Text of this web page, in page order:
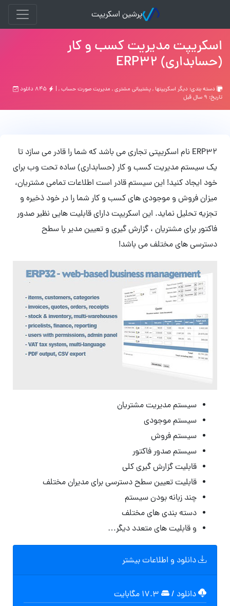
پرشین اسکریپت
اسکریپت مدیریت کسب و کار
(حسابداری) ERP32
دسته بندی: ديگر اسكريپتها,پشتیبانی مشتری, مدیریت صورت حساب, |
تاریخ: ۹ سال قبل
ERP32 نام اسکریپتی تجاری می باشد که شما را قادر می سازد تا
یک سیستم مدیریت کسب و کار (حسابداری) ساده تحت وب برای
خود ایجاد کنید! این سیستم قادر است اطلاعات تمامی مشتریان،
میزان فروش و موجودی های کسب و کار شما را در خود ذخیره و
تجزیه تحلیل نماید. این اسکریپت دارای قابلیت هایی نظیر صدور
فاکتور برای مشتریان ، گزارش گیری و تعیین مدیر با سطح
دسترسی های مختلف می باشد!
سیستم مدیریت مشتریان
سیستم موجودی
سیستم فروش
سیستم صدور فاکتور
قابلیت گزارش گیری کلی
قابلیت تعیین سطح دسترسی برای مدیران مختلف
چند زبانه بودن سیستم
دسته بندی های مختلف
و قابلیت های متعدد دیگر…
دانلود و اطلاعات بیشتر
دانلود /